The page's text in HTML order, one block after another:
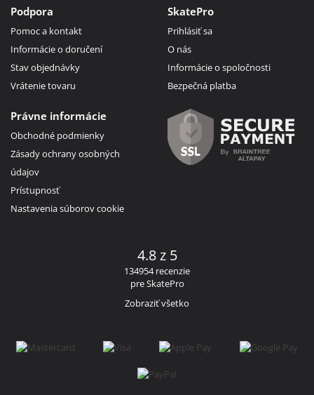
Podpora
Pomoc a kontakt
Informácie o doručení
Stav objednávky
Vrátenie tovaru
SkatePro
Prihlásiť sa
O nás
Informácie o spoločnosti
Bezpečná platba
Právne informácie
Obchodné podmienky
Zásady ochrany osobných
údajov
Prístupnosť
Nastavenia súborov cookie
4.8 z 5
134954 recenzie
pre SkatePro
Zobraziť všetko